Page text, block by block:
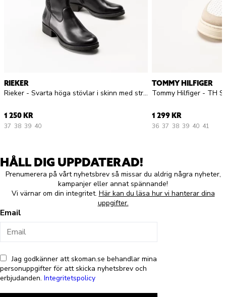
RIEKER
Rieker - Svarta höga stövlar i skinn med strech
1 250 KR
37 38 39 40
TOMMY HILFIGER
1 299 KR
36 37 38 39 40 41
HÅLL DIG UPPDATERAD!
Prenumerera på vårt nyhetsbrev så missar du aldrig några nyheter,
kampanjer eller annat spännande!
Vi värnar om din integritet. Här kan du läsa hur vi hanterar dina
uppgifter.
Email
Jag godkänner att skoman.se behandlar mina
personuppgifter för att skicka nyhetsbrev och
erbjudanden. Integritetspolicy